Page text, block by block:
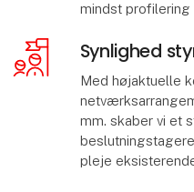
mindst profilering
Synlighed
Med højaktuelle
mm. skaber vi et
pleje